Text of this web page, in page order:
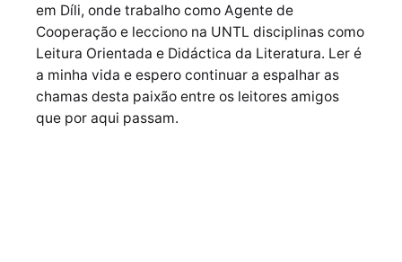
em Díli, onde trabalho como Agente de
Cooperação e lecciono na UNTL disciplinas como
Leitura Orientada e Didáctica da Literatura. Ler é
a minha vida e espero continuar a espalhar as
chamas desta paixão entre os leitores amigos
que por aqui passam.